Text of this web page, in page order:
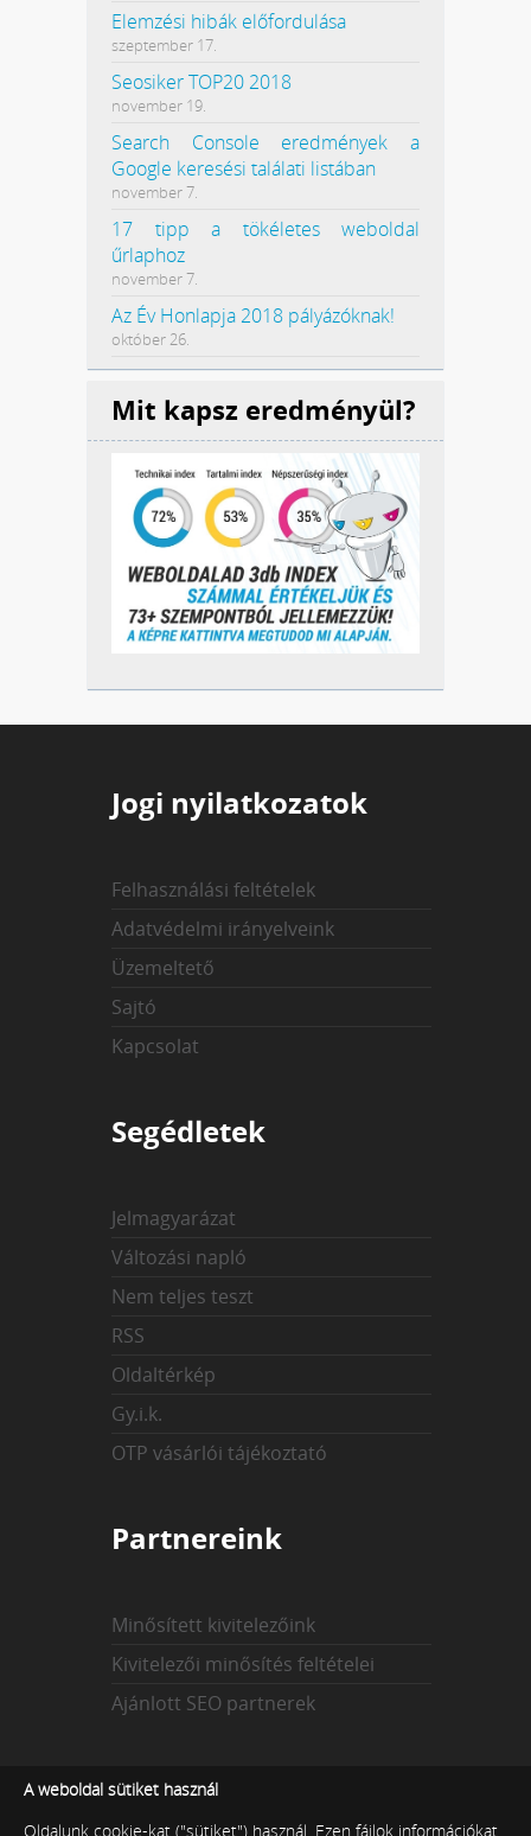
Elemzési hibák előfordulása
szeptember 17.
Seosiker TOP20 2018
november 19.
Search Console eredmények a
Google keresési találati listában
november 7.
17 tipp a tökéletes weboldal
űrlaphoz
november 7.
Az Év Honlapja 2018 pályázóknak!
október 26.
Mit kapsz eredményül?
Jogi nyilatkozatok
Felhasználási feltételek
Adatvédelmi irányelveink
Üzemeltető
Sajtó
Kapcsolat
Segédletek
Jelmagyarázat
Változási napló
Nem teljes teszt
RSS
Oldaltérkép
Gy.i.k.
OTP vásárlói tájékoztató
Partnereink
Minősített kivitelezőink
Kivitelezői minősítés feltételei
Ajánlott SEO partnerek
Az indexekről
A weboldal sütiket használ
Oldalunk cookie-kat ("sütiket") használ. Ezen fájlok információkat